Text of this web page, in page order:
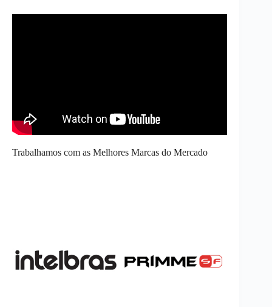
Trabalhamos com as Melhores Marcas do Mercado